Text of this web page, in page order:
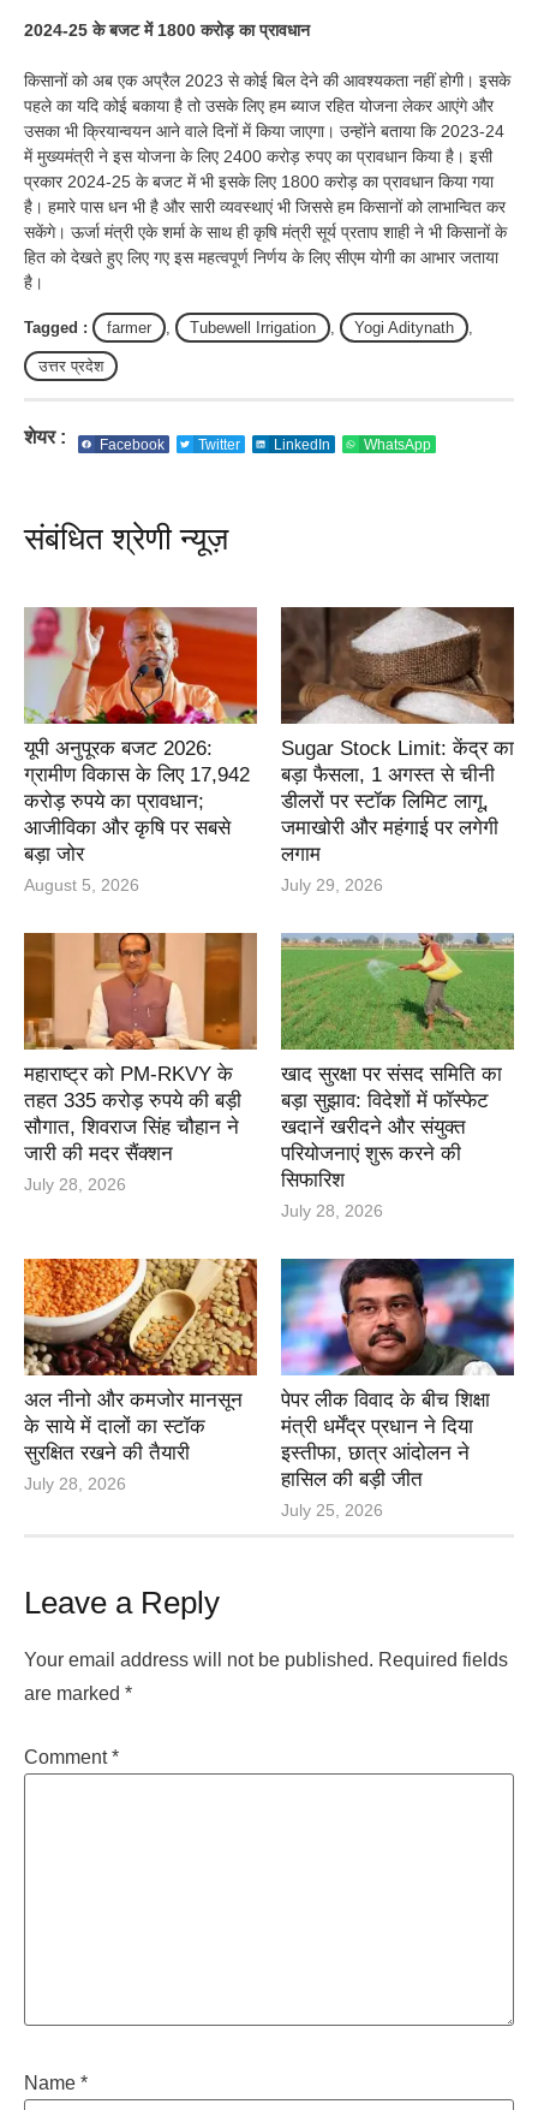
2024-25 के बजट में 1800 करोड़ का प्रावधान
किसानों को अब एक अप्रैल 2023 से कोई बिल देने की आवश्यकता नहीं होगी। इसके
पहले का यदि कोई बकाया है तो उसके लिए हम ब्याज रहित योजना लेकर आएंगे और
उसका भी क्रियान्वयन आने वाले दिनों में किया जाएगा। उन्होंने बताया कि 2023-24
में मुख्यमंत्री ने इस योजना के लिए 2400 करोड़ रुपए का प्रावधान किया है। इसी
प्रकार 2024-25 के बजट में भी इसके लिए 1800 करोड़ का प्रावधान किया गया
है। हमारे पास धन भी है और सारी व्यवस्थाएं भी जिससे हम किसानों को लाभान्वित कर
सकेंगे। ऊर्जा मंत्री एके शर्मा के साथ ही कृषि मंत्री सूर्य प्रताप शाही ने भी किसानों के
हित को देखते हुए लिए गए इस महत्वपूर्ण निर्णय के लिए सीएम योगी का आभार जताया
है।
Tagged : farmer , Tubewell Irrigation , Yogi Aditynath ,
उत्तर प्रदेश
शेयर : Facebook Twitter LinkedIn WhatsApp
संबंधित श्रेणी न्यूज़
यूपी अनुपूरक बजट 2026:
ग्रामीण विकास के लिए 17,942
करोड़ रुपये का प्रावधान;
आजीविका और कृषि पर सबसे
बड़ा जोर
August 5, 2026
Sugar Stock Limit: केंद्र का
बड़ा फैसला, 1 अगस्त से चीनी
डीलरों पर स्टॉक लिमिट लागू,
जमाखोरी और महंगाई पर लगेगी
लगाम
July 29, 2026
महाराष्ट्र को PM-RKVY के
तहत 335 करोड़ रुपये की बड़ी
सौगात, शिवराज सिंह चौहान ने
जारी की मदर सैंक्शन
July 28, 2026
खाद सुरक्षा पर संसद समिति का
बड़ा सुझाव: विदेशों में फॉस्फेट
खदानें खरीदने और संयुक्त
परियोजनाएं शुरू करने की
सिफारिश
July 28, 2026
अल नीनो और कमजोर मानसून
के साये में दालों का स्टॉक
सुरक्षित रखने की तैयारी
July 28, 2026
पेपर लीक विवाद के बीच शिक्षा
मंत्री धर्मेंद्र प्रधान ने दिया
इस्तीफा, छात्र आंदोलन ने
हासिल की बड़ी जीत
July 25, 2026
Leave a Reply
Your email address will not be published. Required fields
are marked *
Comment*
Name *